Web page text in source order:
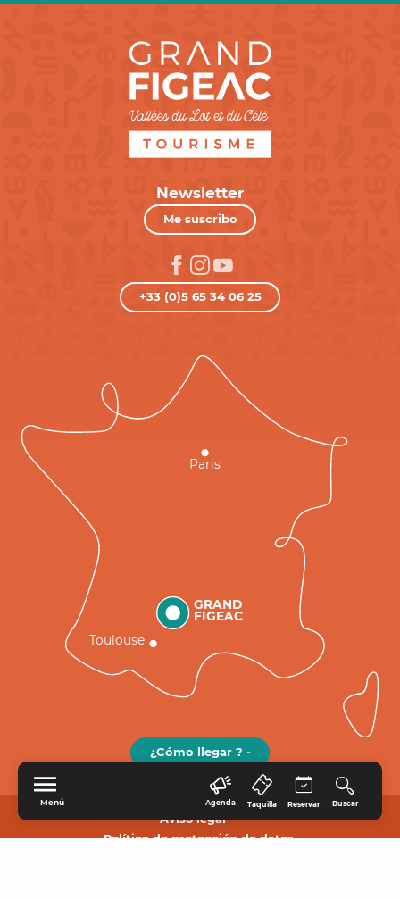
Menú Agenda Taquilla Reservar Buscar
Newsletter
Me suscribo
+33 (0)5 65 34 06 25
GRAND
FIGEAC
Toulouse
Paris
¿Cómo llegar ? -
Aviso legal
Política de protección de datos.